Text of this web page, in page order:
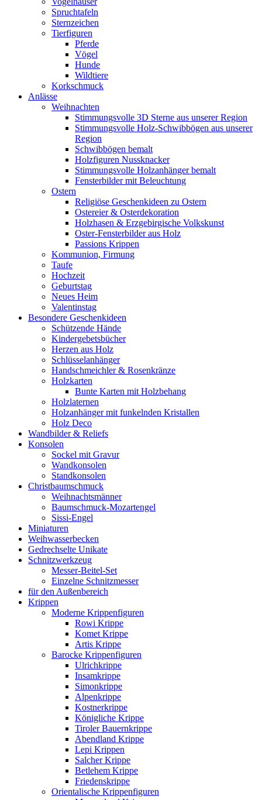
Spruchtafeln
Sternzeichen
Tierfiguren
Pferde
Vögel
Hunde
Wildtiere
Korkschmuck
Anlässe
Weihnachten
Stimmungsvolle 3D Sterne aus unserer Region
Stimmungsvolle Holz-Schwibbögen aus unserer
Region
Schwibbögen bemalt
Holzfiguren Nussknacker
Stimmungsvolle Holzanhänger bemalt
Fensterbilder mit Beleuchtung
Ostern
Religiöse Geschenkideen zu Ostern
Ostereier & Osterdekoration
Holzhasen & Erzgebirgische Volkskunst
Oster-Fensterbilder aus Holz
Passions Krippen
Kommunion, Firmung
Taufe
Hochzeit
Geburtstag
Neues Heim
Valentinstag
Besondere Geschenkideen
Schützende Hände
Kindergebetsbücher
Herzen aus Holz
Schlüsselanhänger
Handschmeichler & Rosenkränze
Holzkarten
Bunte Karten mit Holzbehang
Holzlaternen
Holzanhänger mit funkelnden Kristallen
Holz Deco
Wandbilder & Reliefs
Konsolen
Sockel mit Gravur
Wandkonsolen
Standkonsolen
Christbaumschmuck
Weihnachtsmänner
Baumschmuck-Mozartengel
Sissi-Engel
Miniaturen
Weihwasserbecken
Gedrechselte Unikate
Schnitzwerkzeug
Messer-Beitel-Set
Einzelne Schnitzmesser
für den Außenbereich
Krippen
Moderne Krippenfiguren
Rowi Krippe
Komet Krippe
Artis Krippe
Barocke Krippenfiguren
Ulrichkrippe
Insamkrippe
Simonkrippe
Alpenkrippe
Kostnerkrippe
Königliche Krippe
Tiroler Bauernkrippe
Abendland Krippe
Lepi Krippen
Salcher Krippe
Betlehem Krippe
Friedenskrippe
Orientalische Krippenfiguren